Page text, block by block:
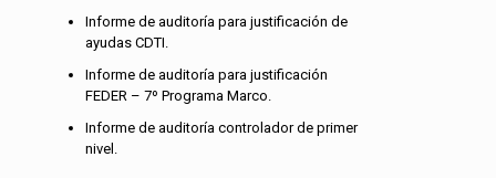
Informe de auditoría para justificación de
ayudas CDTI.
Informe de auditoría para justificación
FEDER – 7º Programa Marco.
Informe de auditoría controlador de primer
nivel.